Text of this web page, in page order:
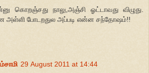
கொறஞ்சது நாலு,அஞ்சி ஓட்டாவது விழுது.
அள்ளி போடறதுல அப்படி என்ன சந்தோஷம்!!
29 August 2011 at 14:44